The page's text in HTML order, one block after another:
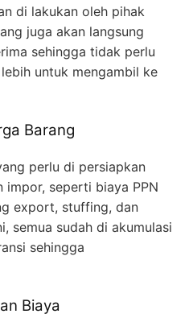
di lakukan oleh pihak
juga akan langsung
sehingga tidak perlu
untuk mengambil ke
Barang
perlu di persiapkan
impor, seperti biaya PPN
export, stuffing, dan
semua sudah di akumulasi
sehingga
Biaya